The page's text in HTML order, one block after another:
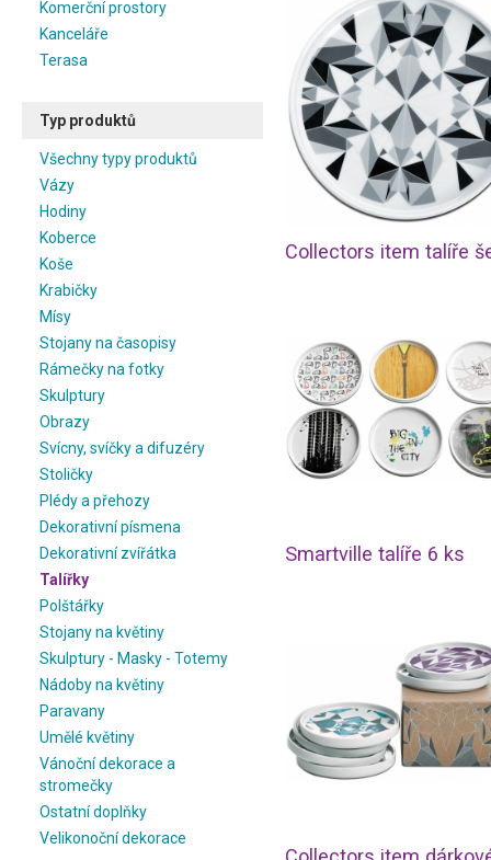
Komerční prostory
Kanceláře
Terasa
Typ produktů
Všechny typy produktů
Vázy
Hodiny
Koberce
Koše
Krabičky
Mísy
Stojany na časopisy
Rámečky na fotky
Skulptury
Obrazy
Svícny, svíčky a difuzéry
Stoličky
Plédy a přehozy
Dekorativní písmena
Dekorativní zvířátka
Talířky
Polštářky
Stojany na květiny
Skulptury - Masky - Totemy
Nádoby na květiny
Paravany
Umělé květiny
Vánoční dekorace a
stromečky
Ostatní doplňky
Velikonoční dekorace
Collectors item talíře
Smartville talíře 6 ks